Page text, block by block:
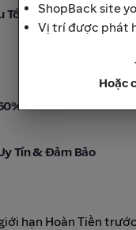
Tốc 1H
Tín & Đảm Bảo‎
hạn Hoàn Tiền
ShopBack site
Vị trí được phát
Hoặc